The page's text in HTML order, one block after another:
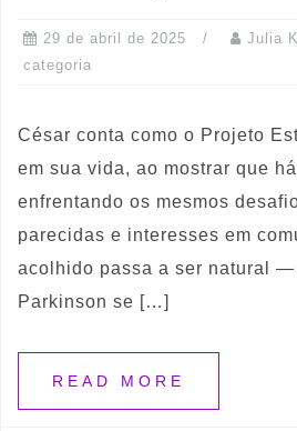
29 de abril de 2025 Julia
categoria
César conta como o Projeto
em sua vida, ao mostrar que
enfrentando os mesmos
parecidas e interesses em
acolhido passa a ser natural —
Parkinson se […]
READ MORE